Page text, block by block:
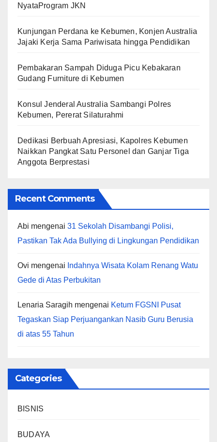
NyataProgram JKN
Kunjungan Perdana ke Kebumen, Konjen Australia
Jajaki Kerja Sama Pariwisata hingga Pendidikan
Pembakaran Sampah Diduga Picu Kebakaran
Gudang Furniture di Kebumen
Konsul Jenderal Australia Sambangi Polres
Kebumen, Pererat Silaturahmi
Dedikasi Berbuah Apresiasi, Kapolres Kebumen
Naikkan Pangkat Satu Personel dan Ganjar Tiga
Anggota Berprestasi
Recent Comments
Abi mengenai 31 Sekolah Disambangi Polisi,
Pastikan Tak Ada Bullying di Lingkungan Pendidikan
Ovi mengenai Indahnya Wisata Kolam Renang Watu
Gede di Atas Perbukitan
Lenaria Saragih mengenai Ketum FGSNI Pusat
Tegaskan Siap Perjuangankan Nasib Guru Berusia
di atas 55 Tahun
Categories
BISNIS
BUDAYA